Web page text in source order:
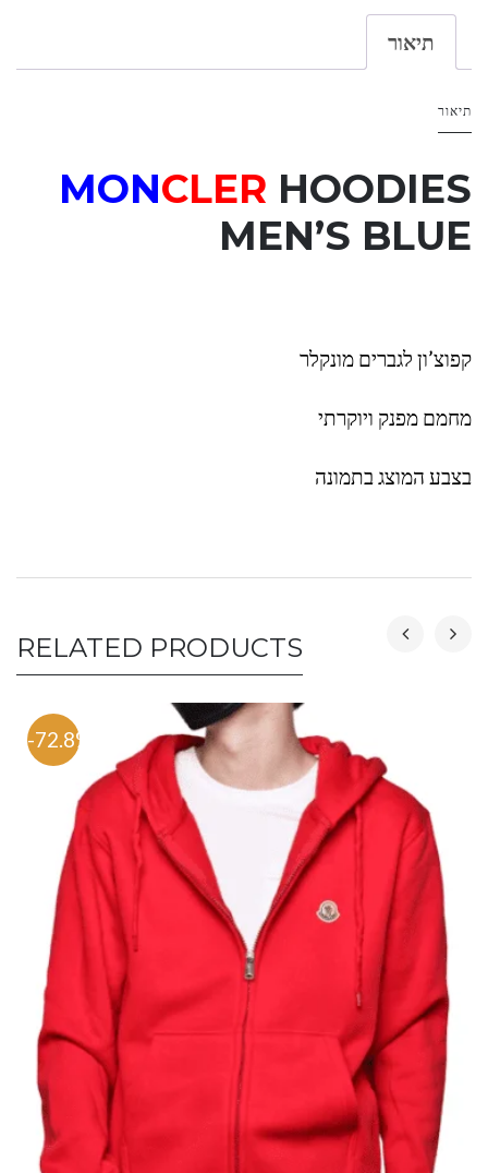
תיאור
תיאור
MONCLER HOODIES
MEN’S BLUE
קפוצ’ון לגברים מונקלר
מחמם מפנק ויוקרתי
בצבע המוצג בתמונה
RELATED PRODUCTS
-72.8%